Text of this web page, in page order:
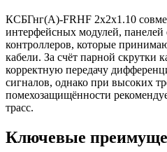
КСБГнг(А)-FRHF 2х2х1.10
интерфейсных модулей, панелей
контроллеров, которые
кабели. За счёт парной скрутки
корректную передачу
сигналов, однако при высоких
помехозащищённости
трасс.
Ключевые